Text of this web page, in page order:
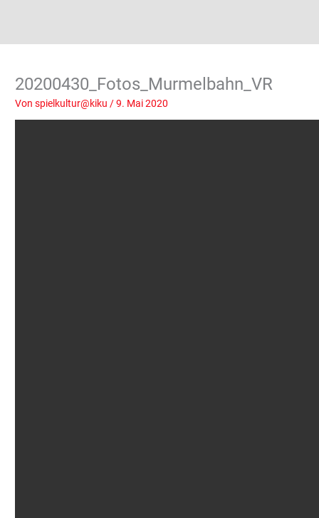
20200430_Fotos_Murmelbahn_VR
Vonspielkultur@kiku/9. Mai 2020